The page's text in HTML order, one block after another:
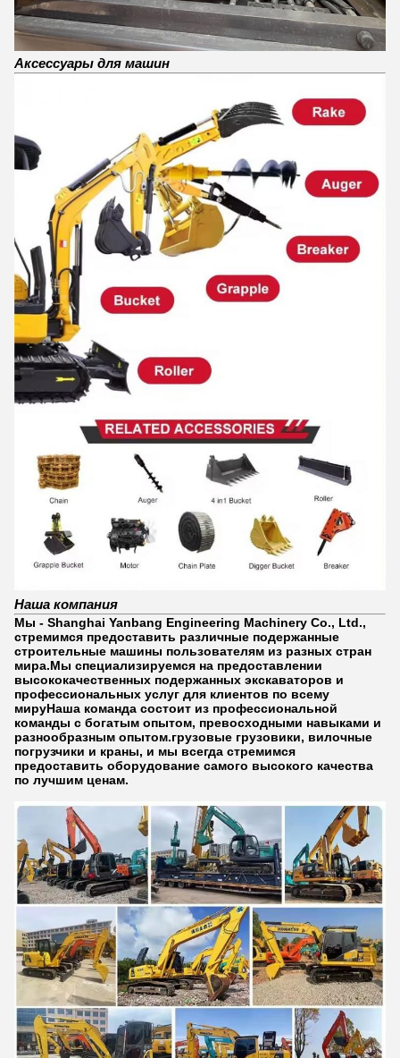
Аксессуары для машин
Наша компания
Мы - Shanghai Yanbang Engineering Machinery Co., Ltd.,
стремимся предоставить различные подержанные
строительные машины пользователям из разных стран
мира.Мы специализируемся на предоставлении
высококачественных подержанных экскаваторов и
профессиональных услуг для клиентов по всему
мируНаша команда состоит из профессиональной
команды с богатым опытом, превосходными навыками и
разнообразным опытом.грузовые грузовики, вилочные
погрузчики и краны, и мы всегда стремимся
предоставить оборудование самого высокого качества
по лучшим ценам.